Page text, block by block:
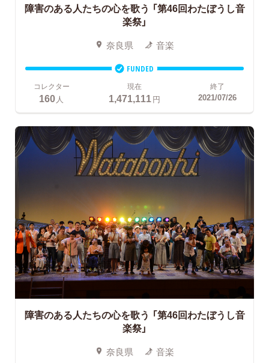
障害のある人たちの心を歌う 「第46回わたぼうし音
楽祭」
奈良県 音楽
FUNDED
コレクター
160人
現在
1,471,111円
終了
2021/07/26
障害のある人たちの心を歌う 「第46回わたぼうし音
楽祭」
奈良県 音楽